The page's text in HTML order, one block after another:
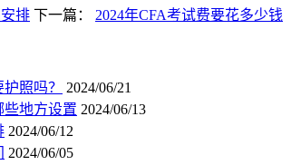
排 下一篇： 2024年CFA考试费要花多少钱
照吗？
2024/06/21
些地方设置 2024/06/13
2024/06/12
2024/06/05